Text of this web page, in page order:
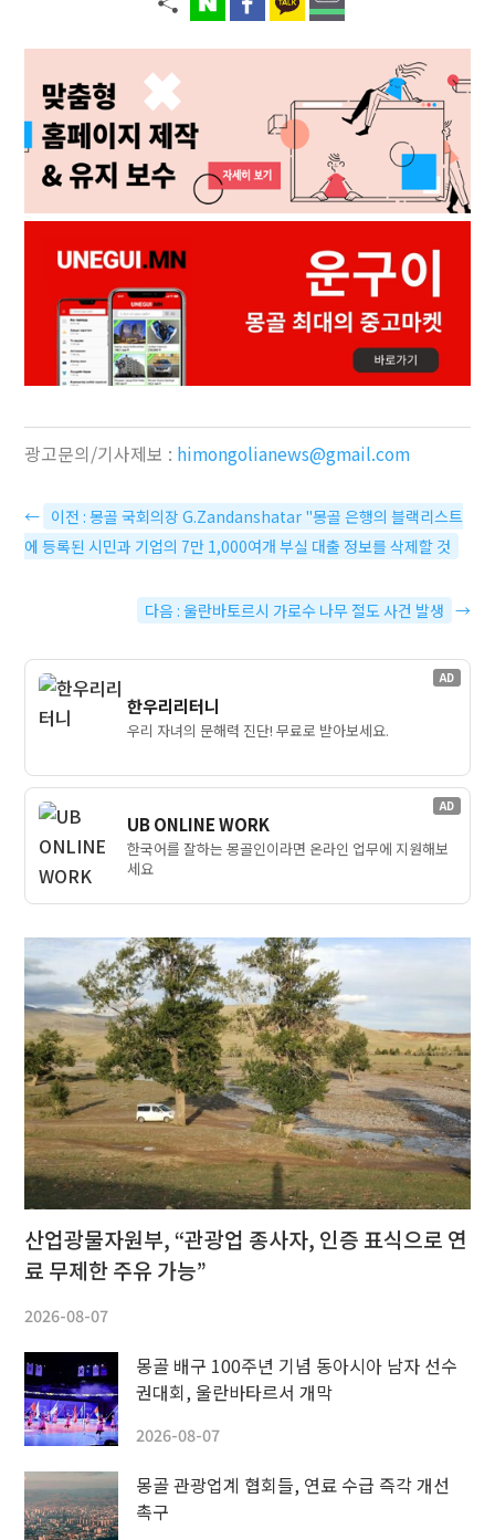
광고문의/기사제보 : himongolianews@gmail.com
← 이전 : 몽골 국회의장 G.Zandanshatar "몽골 은행의 블랙리스트
에 등록된 시민과 기업의 7만 1,000여개 부실 대출 정보를 삭제할 것
다음 : 울란바토르시 가로수 나무 절도 사건 발생 →
AD
한우리리터니
우리 자녀의 문해력 진단! 무료로 받아보세요.
AD
UB ONLINE WORK
한국어를 잘하는 몽골인이라면 온라인 업무에 지원해보
세요
산업광물자원부, “관광업 종사자, 인증 표식으로 연
료 무제한 주유 가능”
2026-08-07
몽골 배구 100주년 기념 동아시아 남자 선수
권대회, 울란바타르서 개막
2026-08-07
몽골 관광업계 협회들, 연료 수급 즉각 개선
촉구